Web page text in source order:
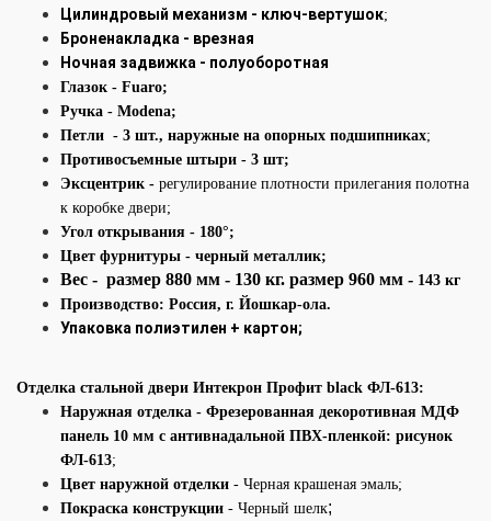
Цилиндровый механизм - ключ-вертушок;
Броненакладка - врезная
Ночная задвижка - полуоборотная
Глазок - Fuaro;
Ручка - Modena;
Петли - 3 шт., наружные на опорных подшипниках;
Противосъемные штыри - 3 шт;
Эксцентрик - регулирование плотности прилегания полотна
к коробке двери;
Угол открывания - 180°;
Цвет фурнитуры - черный металлик;
Вес - размер 880 мм - 130 кг. размер 960 мм - 143 кг
Производство: Россия, г. Йошкар-ола.
Упаковка полиэтилен + картон;
Отделка стальной двери Интекрон Профит black ФЛ-613:
Наружная отделка - Фрезерованная декоротивная МДФ
панель 10 мм с антивнадальной ПВХ-пленкой: рисунок
ФЛ-613;
Цвет наружной отделки - Черная крашеная эмаль;
Покраска конструкции - Черный шелк;